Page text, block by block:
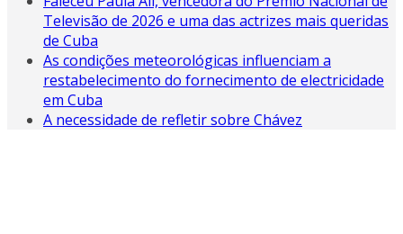
Televisão de 2026 e uma das actrizes mais queridas
de Cuba
As condições meteorológicas influenciam a
restabelecimento do fornecimento de electricidade
em Cuba
A necessidade de refletir sobre Chávez